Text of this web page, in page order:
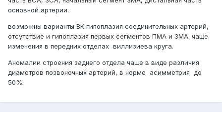
основной артерии.
возможны варианты ВК гипоплазия соединительных артерий,
отсутствие и гипоплазия первых сегментов ПМА и ЗМА. чаще
изменения в передних отделах виллизиева круга.
Аномалии строения заднего отдела чаще в виде различия
диаметров позвоночных артерий, в норме асимметрия до
50%.